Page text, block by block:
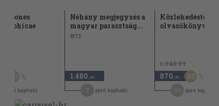
50
pont kapható
Néhány megjegyzés a
magyar parasztság...
1973
1.480 ,-Ft
pont kapható
olvasókönyv
1.740 Ft
870 ,-Ft 50
pont kapható